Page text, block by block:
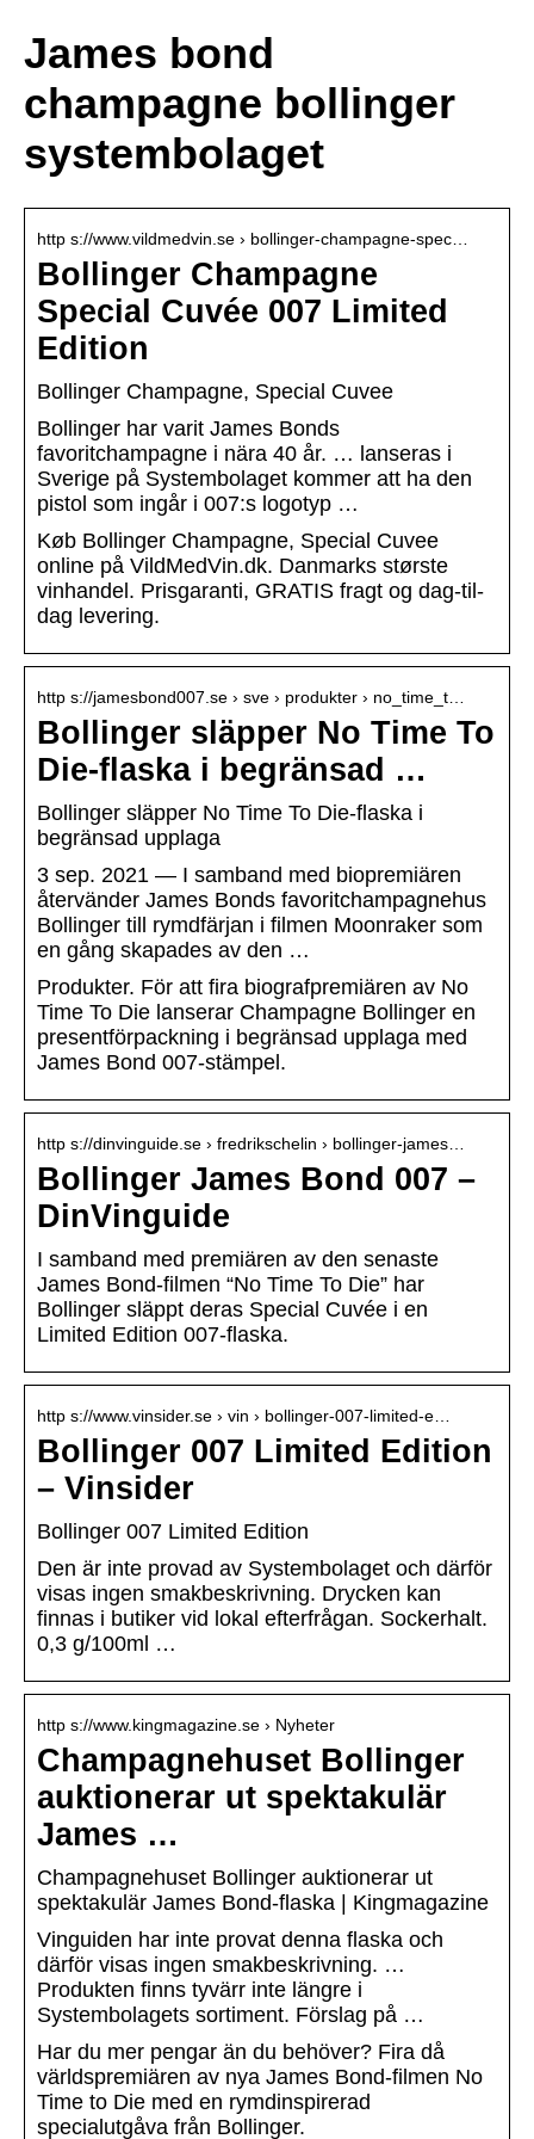
James bond
champagne bollinger
systembolaget
http s://www.vildmedvin.se › bollinger-champagne-spec…
Bollinger Champagne
Special Cuvée 007 Limited
Edition
Bollinger Champagne, Special Cuvee
Bollinger har varit James Bonds
favoritchampagne i nära 40 år. … lanseras i
Sverige på Systembolaget kommer att ha den
pistol som ingår i 007:s logotyp …
Køb Bollinger Champagne, Special Cuvee
online på VildMedVin.dk. Danmarks største
vinhandel. Prisgaranti, GRATIS fragt og dag-til-
dag levering.
http s://jamesbond007.se › sve › produkter › no_time_t…
Bollinger släpper No Time To
Die-flaska i begränsad …
Bollinger släpper No Time To Die-flaska i
begränsad upplaga
3 sep. 2021 — I samband med biopremiären
återvänder James Bonds favoritchampagnehus
Bollinger till rymdfärjan i filmen Moonraker som
en gång skapades av den …
Produkter. För att fira biografpremiären av No
Time To Die lanserar Champagne Bollinger en
presentförpackning i begränsad upplaga med
James Bond 007-stämpel.
http s://dinvinguide.se › fredrikschelin › bollinger-james…
Bollinger James Bond 007 –
DinVinguide
I samband med premiären av den senaste
James Bond-filmen “No Time To Die” har
Bollinger släppt deras Special Cuvée i en
Limited Edition 007-flaska.
http s://www.vinsider.se › vin › bollinger-007-limited-e…
Bollinger 007 Limited Edition
– Vinsider
Bollinger 007 Limited Edition
Den är inte provad av Systembolaget och därför
visas ingen smakbeskrivning. Drycken kan
finnas i butiker vid lokal efterfrågan. Sockerhalt.
0,3 g/100ml …
http s://www.kingmagazine.se › Nyheter
Champagnehuset Bollinger
auktionerar ut spektakulär
James …
Champagnehuset Bollinger auktionerar ut
spektakulär James Bond-flaska | Kingmagazine
Vinguiden har inte provat denna flaska och
därför visas ingen smakbeskrivning. …
Produkten finns tyvärr inte längre i
Systembolagets sortiment. Förslag på …
Har du mer pengar än du behöver? Fira då
världspremiären av nya James Bond-filmen No
Time to Die med en rymdinspirerad
specialutgåva från Bollinger.